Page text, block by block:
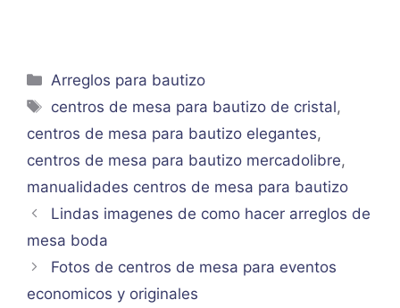
Categorías
Arreglos para bautizo
Etiquetas
centros de mesa para bautizo de cristal,
centros de mesa para bautizo elegantes,
centros de mesa para bautizo mercadolibre,
manualidades centros de mesa para bautizo
Lindas imagenes de como hacer arreglos de
mesa boda
Fotos de centros de mesa para eventos
economicos y originales